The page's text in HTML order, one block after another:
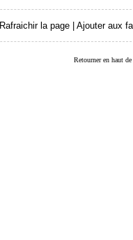
Rafraichir la page Ajouter aux
Retourner en haut de